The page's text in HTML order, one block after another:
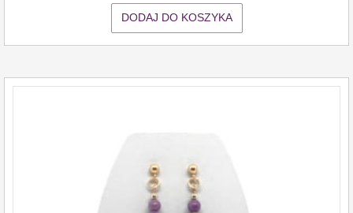
DODAJ DO KOSZYKA